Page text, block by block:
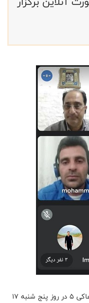
به گزارش روابط عمومی، کارگاه باز آموزی هاکی 5 در روز پنج شنبه 17